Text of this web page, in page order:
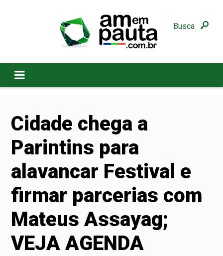
Busca
Cidade chega a
Parintins para
alavancar Festival e
firmar parcerias com
Mateus Assayag;
VEJA AGENDA